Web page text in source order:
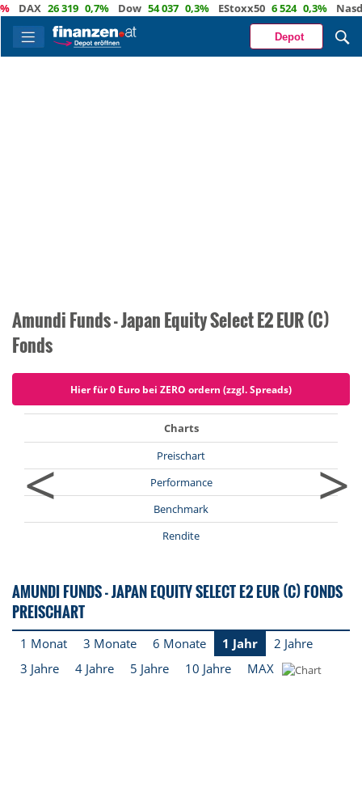
DAX 26 319 0,7% Dow 54 037 0,3% EStoxx50 6 524 0,3% Nasdaq
Depot
Amundi Funds - Japan Equity Select E2 EUR (C)
Fonds
Hier für 0 Euro bei ZERO ordern (zzgl. Spreads)
<
Charts
Preischart
Performance
Benchmark
Rendite
>
AMUNDI FUNDS - JAPAN EQUITY SELECT E2 EUR (C) FONDS
PREISCHART
1 Monat 3 Monate 6 Monate 1 Jahr
2 Jahre
3 Jahre
4 Jahre 5 Jahre 10 Jahre MAX